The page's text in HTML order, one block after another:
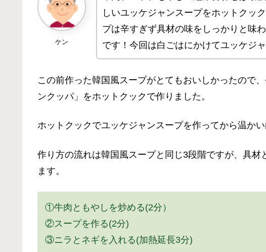
ケン
しいユッケジャンスープをホットクッ
プは辛すぎず具材の味をしっかりと味
です！今回は白ごはにかけてユッケジ
この前作った韓国風スープがとてもおいしかったので
ンクッパ」をホットクックで作りました。
ホットクックでユッケジャンスープを作ってから温か
作り方の流れは韓国風スープと同じ3段階ですが、具
ます。
①牛肉ともやしを炒める(2分）
②スープを作る(2分)
③ニラとネギを入れる(加熱延長3分)